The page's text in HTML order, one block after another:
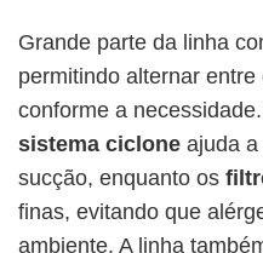
Grande parte da linha
permitindo alternar
conforme a
sistema ciclone ajuda
sucção, enquanto os
finas, evitando que
ambiente. A linha